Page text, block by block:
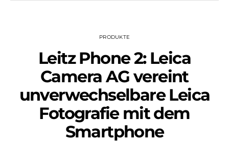
PRODUKTE
Leitz Phone 2: Leica
Camera AG vereint
unverwechselbare Leica
Fotografie mit dem
Smartphone